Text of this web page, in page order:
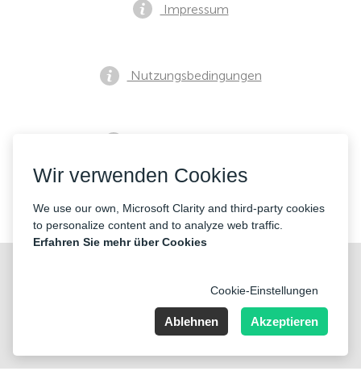
Impressum
Nutzungsbedingungen
Kontakte
Nummer der Firma: 40221 Düsseldorf, Registered address:
Wir verwenden Cookies
We use our own, Microsoft Clarity and third-party cookies
to personalize content and to analyze web traffic.
Erfahren Sie mehr über Cookies
Cookie-Einstellungen
Ablehnen Akzeptieren